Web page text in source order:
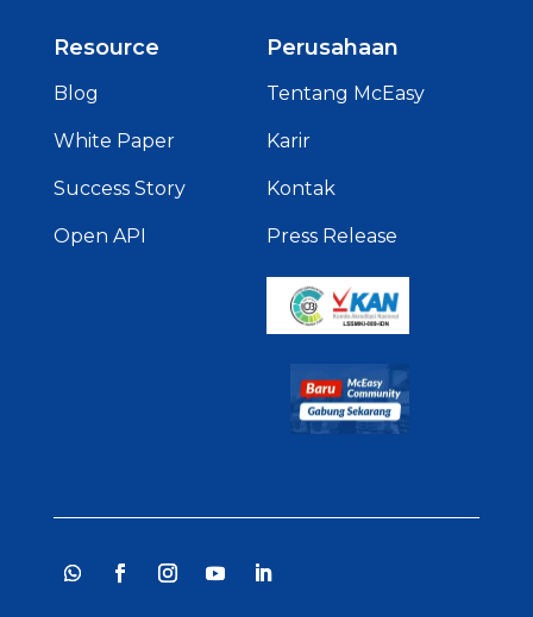
Resource
Blog
White Paper
Success Story
Open API
Perusahaan
Tentang McEasy
Karir
Kontak
Press Release